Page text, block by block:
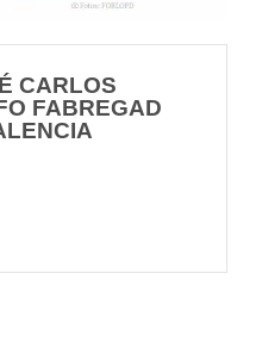
CARLOS
FABREGAD